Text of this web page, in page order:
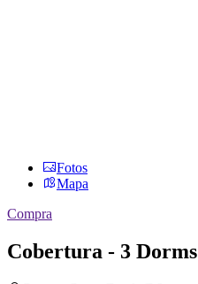
Fotos
Mapa
Compra
Cobertura - 3 Dorms